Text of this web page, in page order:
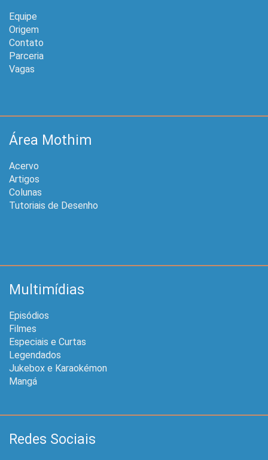
Equipe
Origem
Contato
Parceria
Vagas
Área Mothim
Acervo
Artigos
Colunas
Tutoriais de Desenho
Multimídias
Episódios
Filmes
Especiais e Curtas
Legendados
Jukebox e Karaokémon
Mangá
Redes Sociais